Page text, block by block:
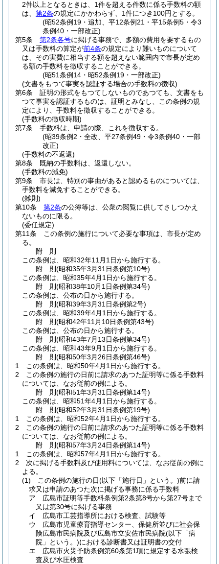
2件以上となるときは、1件を超える件数に係る手数料の額
は、 第2条の規定にかかわらず、1件につき100円とする。
(昭52条例19・追加、平12条例21・平15条例5・令3
条例40・一部改正)
第5条
第2条各号に掲げる事務で、多額の費用を要するもの
又は手数料の算定が前4条の規定により難いものについて
は、その実費に相当する額を超えない範囲内で市長が定め
る額の手数料を徴収することができる。
(昭51条例14・昭52条例19・一部改正)
(文書をもつて事実を認証する場合の手数料の徴収)
第6条
証明の形式をもつてしないものであつても、文書をも
つて事実を認証するものは、証明とみなし、この条例の規
定により、手数料を徴収することができる。
(手数料の徴収時期)
第7条
手数料は、申請の際、これを徴収する。
(昭39条例2・全改、平27条例49・令3条例40・一部
改正)
(手数料の不返還)
第8条
既納の手数料は、返還しない。
(手数料の減免)
第9条
市長は、特別の事由があると認めるものについては、
手数料を減免することができる。
(雑則)
第10条
第2条の公簿等は、公衆の閲覧に供してさしつかえ
ないものに限る。
(委任規定)
第11条
この条例の施行について必要な事項は、市長が定め
る。
附 則
この条例は、昭和32年11月1日から施行する。
附 則(昭和35年3月31日条例第10号)
この条例は、昭和35年4月1日から施行する。
附 則(昭和38年10月1日条例第34号)
この条例は、公布の日から施行する。
附 則(昭和39年3月31日条例第2号)
この条例は、昭和39年4月1日から施行する。
附 則(昭和42年11月10日条例第43号)
この条例は、公布の日から施行する。
附 則(昭和43年7月13日条例第34号)
この条例は、昭和43年9月1日から施行する。
附 則(昭和50年3月26日条例第46号)
1
この条例は、昭和50年4月1日から施行する。
2
この条例の施行の日前に請求のあつた証明等に係る手数料
については、なお従前の例による。
附 則(昭和51年3月31日条例第14号)
この条例は、昭和51年4月1日から施行する。
附 則(昭和52年3月31日条例第19号)
1
この条例は、昭和52年4月1日から施行する。
2
この条例の施行の日前に請求のあつた証明等に係る手数料
については、なお従前の例による。
附 則(昭和57年3月24日条例第14号)
1
この条例は、昭和57年4月1日から施行する。
2
次に掲げる手数料及び使用料については、なお従前の例に
よる。
(1)
この条例の施行の日(以下「施行日」という。)前に請
求又は申請のあつた次に掲げる事務に係る手数料
ア
広島市証明等手数料条例第2条第8号から第27号まで
又は第30号に掲げる事務
イ
広島市工芸指導所における検査、試験等
ウ
広島市児童療育指導センター、保健所並びに社会保
険広島市民病院及び広島市立安佐市民病院(以下「病
院」という。)における診断書又は証明書の交付
エ
広島市火災予防条例第60条第1項に規定する水張検
査及び水圧検査